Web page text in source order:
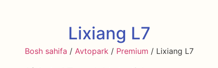
Lixiang L7
Bosh sahifa / Avtopark/ Premium / Lixiang L7